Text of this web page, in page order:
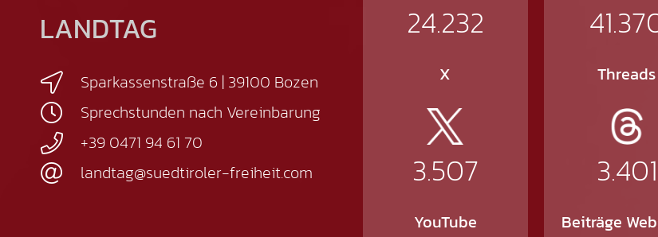
LANDTAG
Sparkassenstraße 6 | 39100 Bozen
Sprechstunden nach Vereinbarung
+39 0471 94 61 70
landtag@suedtiroler-freiheit.com
24.232
X
3.507
Threads
3.401
YouTube Beiträge